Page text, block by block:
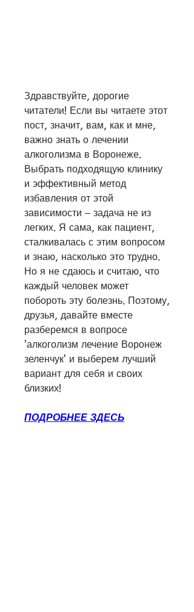
Здравствуйте, дорогие
читатели! Если вы читаете этот
пост, значит, вам, как и мне,
важно знать о лечении
алкоголизма в Воронеже.
Выбрать подходящую клинику
и эффективный метод
избавления от этой
зависимости – задача не из
легких. Я сама, как пациент,
сталкивалась с этим вопросом
и знаю, насколько это трудно.
Но я не сдаюсь и считаю, что
каждый человек может
побороть эту болезнь. Поэтому,
друзья, давайте вместе
разберемся в вопросе
'алкоголизм лечение Воронеж
зеленчук' и выберем лучший
вариант для себя и своих
близких!
ПОДРОБНЕЕ ЗДЕСЬ